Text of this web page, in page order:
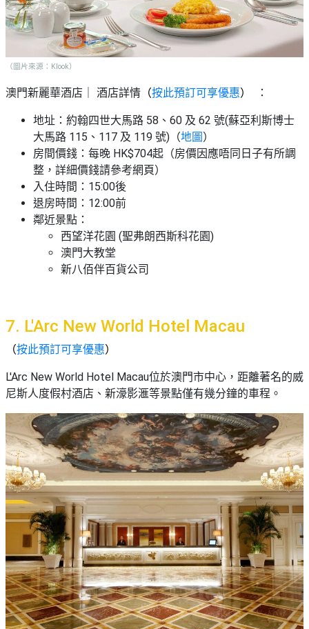
（圖片來源：Klook）
澳門新麗華酒店｜ 酒店詳情 （按此預訂可享優惠） ：
地址：約翰四世大馬路 58、60 及 62 號(蘇亞利斯博士
大馬路 115、117 及 119 號)（地圖）
房間價錢：每晚 HK$704起（房價因應唔同日子有所調
整，詳細價錢請參考網頁）
入住時間：15:00後
退房時間：12:00前
鄰近景點：
西望洋花園 (聖弗朗西斯科花園)
澳門大教堂
新八佰伴百貨公司
7. L'Arc New World Hotel Macau
（按此預訂可享優惠）
L'Arc New World Hotel Macau位於澳門市中心，距離著名的威
尼斯人度假村酒店、新濠影滙等景點僅有幾分鐘的車程。